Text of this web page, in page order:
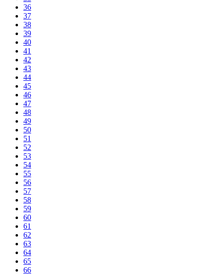
36
37
38
39
40
41
42
43
44
45
46
47
48
49
50
51
52
53
54
55
56
57
58
59
60
61
62
63
64
65
66